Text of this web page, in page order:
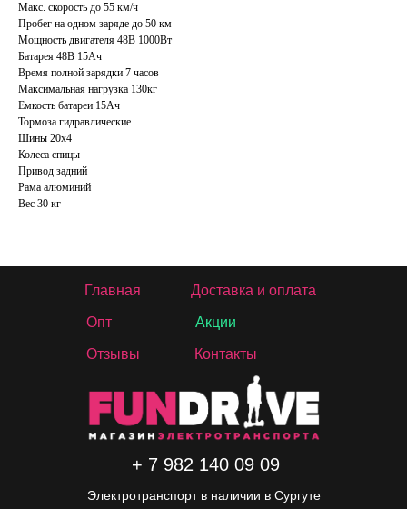
Макс. скорость до 55 км/ч
Пробег на одном заряде до 50 км
Мощность двигателя 48В 1000Вт
Батарея 48В 15Ач
Время полной зарядки 7 часов
Максимальная нагрузка 130кг
Емкость батареи 15Ач
Тормоза гидравлические
Шины 20х4
Колеса спицы
Привод задний
Рама алюминий
Вес 30 кг
Главная Доставка и оплата
Опт
Отзывы
Акции
Контакты
+ 7 982 140 09 09
Электротранспорт в наличии в Сургуте